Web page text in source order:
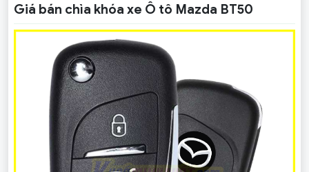
Giá bán chìa khóa xe Ô tô Mazda BT50